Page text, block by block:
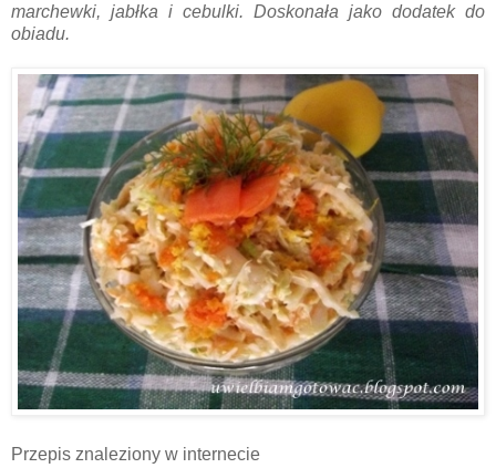
marchewki, jabłka i cebulki. Doskonała jako dodatek do
obiadu.
Przepis znaleziony w internecie